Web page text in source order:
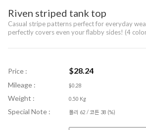
Riven striped tank top
Casual stripe patterns perfect for everyday
perfectly covers even your flabby sides! (4
Price : $28.24
Mileage : $0.28
Weight : 0.50 Kg
Special Note : 폴리 62 / 코튼 38 (%)